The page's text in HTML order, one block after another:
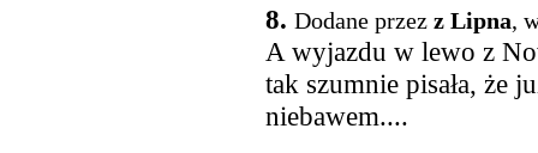
8. Dodane przez z Lipna,
A wyjazdu w lewo z
tak szumnie pisała, że
niebawem....